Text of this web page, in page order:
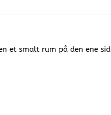
et smalt rum på den ene